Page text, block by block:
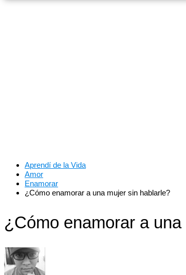
Aprendí de la Vida
Amor
Enamorar
¿Cómo enamorar a una mujer sin hablarle?
¿Cómo enamorar a